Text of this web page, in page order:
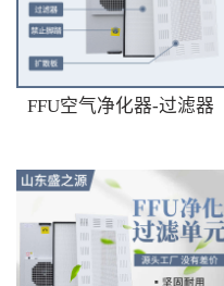
FFU空气净化器-过滤器